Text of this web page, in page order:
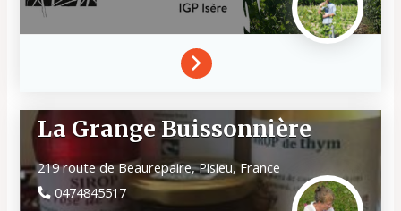
La Grange Buissonnière
219 route de Beaurepaire,Pisieu,France
0474845517